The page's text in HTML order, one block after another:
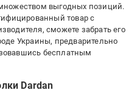
выгодных позиций.
товар с
сможете забрать его
Украины, предварительно
бесплатным
Dardan